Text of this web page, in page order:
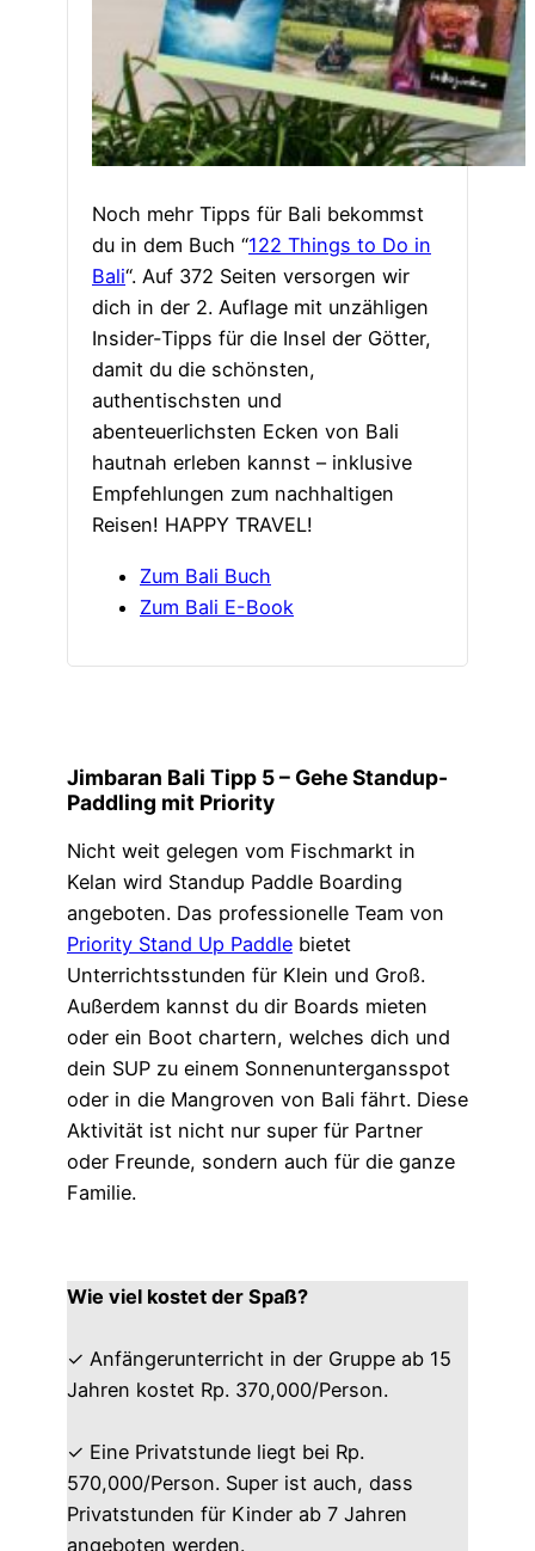
Noch mehr Tipps für Bali bekommst
du in dem Buch “122 Things to Do in
Bali“. Auf 372 Seiten versorgen wir
dich in der 2. Auflage mit unzähligen
Insider-Tipps für die Insel der Götter,
damit du die schönsten,
authentischsten und
abenteuerlichsten Ecken von Bali
hautnah erleben kannst – inklusive
Empfehlungen zum nachhaltigen
Reisen! HAPPY TRAVEL!
Zum Bali Buch
Zum Bali E-Book
Jimbaran Bali Tipp 5 – Gehe Standup-
Paddling mit Priority
Nicht weit gelegen vom Fischmarkt in
Kelan wird Standup Paddle Boarding
angeboten. Das professionelle Team von
Priority Stand Up Paddle bietet
Unterrichtsstunden für Klein und Groß.
Außerdem kannst du dir Boards mieten
oder ein Boot chartern, welches dich und
dein SUP zu einem Sonnenuntergansspot
oder in die Mangroven von Bali fährt. Diese
Aktivität ist nicht nur super für Partner
oder Freunde, sondern auch für die ganze
Familie.
Wie viel kostet der Spaß?
✓ Anfängerunterricht in der Gruppe ab 15
Jahren kostet Rp. 370,000/Person.
✓ Eine Privatstunde liegt bei Rp.
570,000/Person. Super ist auch, dass
Privatstunden für Kinder ab 7 Jahren
angeboten werden.